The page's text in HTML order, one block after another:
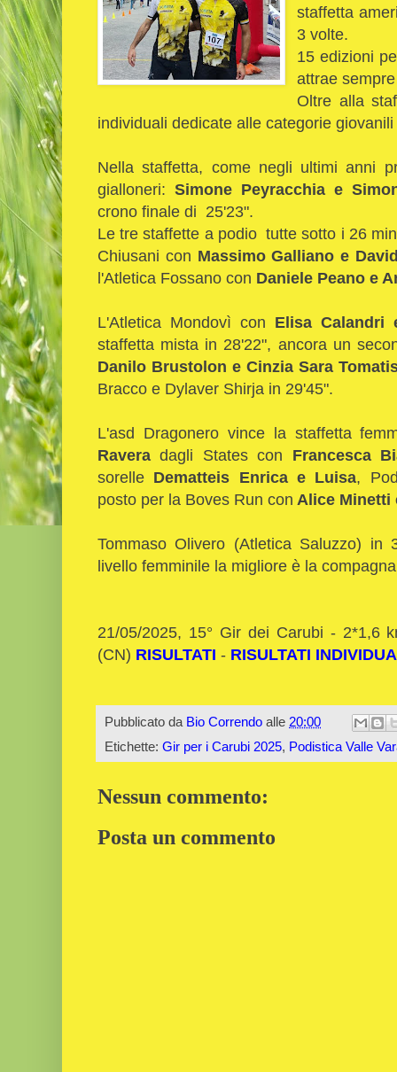
staffetta
3 volte.
15 edizioni
attrae
Oltre alla
individuali dedicate alle categorie
Nella staffetta, come negli ultimi anni
gialloneri:Simone Peyracchia e
crono finale di 25'23".
Le tre staffette a podio tutte sotto i 26
Chiusani con Massimo Galliano e
l'Atletica Fossano con Daniele Peano e
L'Atletica Mondovì con Elisa
staffetta mista in 28'22", ancora un
Danilo Brustolon e Cinzia Sara
Bracco e Dylaver Shirja in 29'45".
L'asd Dragonero vince la staffetta
Raveradagli States con Francesca
sorelle Dematteis Enrica e Luisa,
posto per la Boves Run con Alice Minetti
Tommaso Olivero (Atletica Saluzzo)
livello femminile la migliore è la
21/05/2025, 15° Gir dei Carubi - 2*1,6
(CN) RISULTATI - RISULTATI
Pubblicato da Bio Correndo alle 20:00
Etichette: Gir per i Carubi 2025, Podistica Valle
Nessun commento:
Posta un commento